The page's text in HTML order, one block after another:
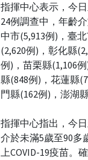
指揮中心表示，今日
24例調查中，年齡
中市(5,913例)，臺
(2,620例)，彰化縣
例)，苗栗縣(1,106
縣(848例)，花蓮縣
門縣(162例)，澎湖
指揮中心指出，今
介於未滿5歲至90多
上COVID-19疫苗。